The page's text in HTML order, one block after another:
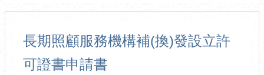
長期照顧服務機構補(換)發設立許
可證書申請書